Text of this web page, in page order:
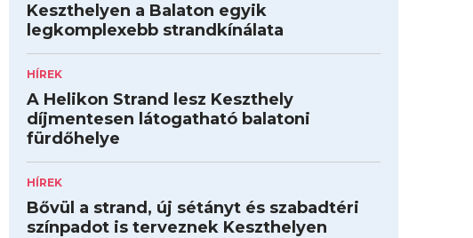
Keszthelyen a Balaton egyik
legkomplexebb strandkínálata
HÍREK
A Helikon Strand lesz Keszthely
díjmentesen látogatható balatoni
fürdőhelye
HÍREK
Bővül a strand, új sétányt és szabadtéri
színpadot is terveznek Keszthelyen